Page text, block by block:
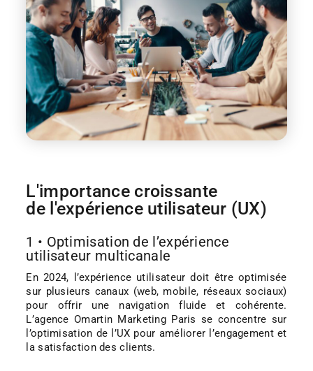
L'importance croissante
de l'expérience utilisateur (UX)
1 • Optimisation de l’expérience
utilisateur multicanale
En 2024, l’expérience utilisateur doit être optimisée
sur plusieurs canaux (web, mobile, réseaux sociaux)
pour offrir une navigation fluide et cohérente.
L’agence Omartin Marketing Paris se concentre sur
l’optimisation de l’UX pour améliorer l’engagement et
la satisfaction des clients.